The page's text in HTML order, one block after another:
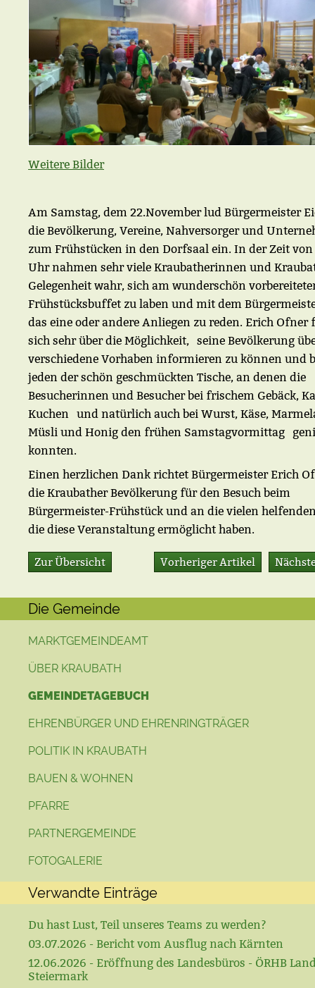
Weitere Bilder
Am Samstag, dem 22.November lud Bürgermeister
die Bevölkerung, Vereine, Nahversorger und
zum Frühstücken in den Dorfsaal ein. In der Zeit von
Uhr nahmen sehr viele Kraubatherinnen und
Gelegenheit wahr, sich am wunderschön
Frühstücksbuffet zu laben und mit dem
das eine oder andere Anliegen zu reden. Erich Ofner
sich sehr über die Möglichkeit, seine Bevölkerung
verschiedene Vorhaben informieren zu können und
jeden der schön geschmückten Tische, an denen die
Besucherinnen und Besucher bei frischem Gebäck,
Kuchen und natürlich auch bei Wurst, Käse,
Müsli und Honig den frühen Samstagvormittag
konnten.
Einen herzlichen Dank richtet Bürgermeister Erich
die Kraubather Bevölkerung für den Besuch beim
Bürgermeister-Frühstück und an die vielen
die diese Veranstaltung ermöglicht haben.
Vorheriger Artikel
Zur Übersicht
Die Gemeinde
MARKTGEMEINDEAMT
ÜBER KRAUBATH
GEMEINDETAGEBUCH
EHRENBÜRGER UND EHRENRINGTRÄGER
POLITIK IN KRAUBATH
BAUEN & WOHNEN
PFARRE
PARTNERGEMEINDE
FOTOGALERIE
Verwandte Einträge
Du hast Lust, Teil unseres Teams zu werden?
03.07.2026 - Bericht vom Ausflug nach Kärnten
12.06.2026 - Eröffnung des Landesbüros - ÖRHB
Steiermark